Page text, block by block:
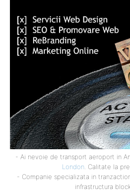
- Ai nevoie de transport aeroport in
London . Calitate la
- Companie specializata in
infrastructura